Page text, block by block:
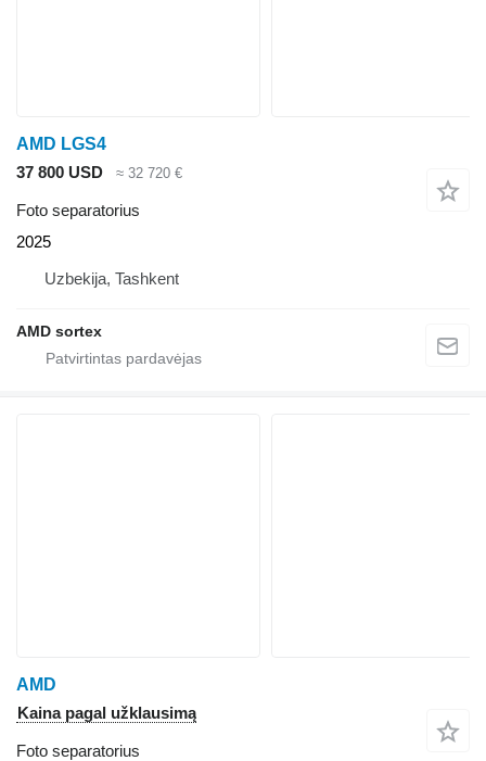
AMD LGS4
37 800 USD
≈ 32 720 €
Foto separatorius
2025
Uzbekija, Tashkent
AMD sortex
AMD
Kaina pagal užklausimą
Foto separatorius